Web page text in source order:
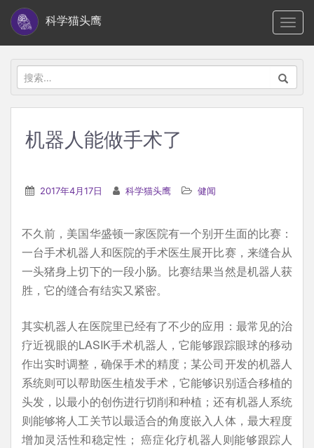
i
科学猫头鹰
搜
索：
机器人能做手术了
2017年4月17日 科学猫头鹰 健闻
不久前，美国华盛顿一家医院有一个别开生面的比赛：
一台手术机器人和医院的手术医生展开比赛，来缝合从
一头猪身上切下的一段小肠。比赛结果当然是机器人获
胜，它的缝合有结实又紧密。
其实机器人在医院里已经有了不少的应用：最常见的治
疗近视眼的LASIK手术机器人，它能够跟踪眼球的移动
作出实时调整，确保手术的精度；某公司开发的机器人
系统则可以帮助医生植发手术，它能够识别适合移植的
头发，以最小的创伤进行切削和种植；还有机器人系统
则能够将人工关节以最适合的角度嵌入人体，最大程度
增加灵活性和稳定性； 癌症化疗机器人则能够跟踪人